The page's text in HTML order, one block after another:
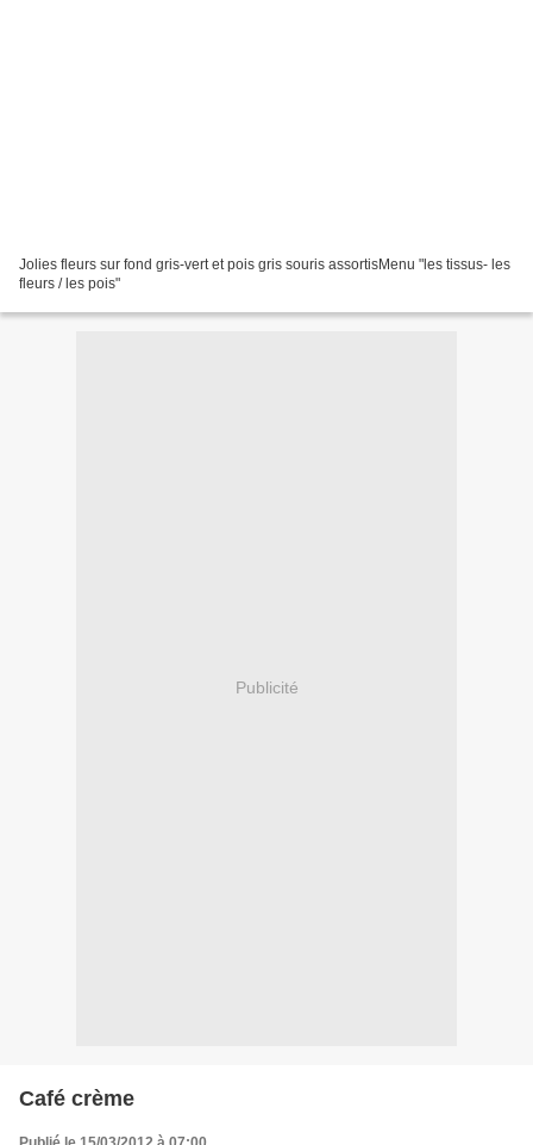
Jolies fleurs sur fond gris-vert et pois gris souris assortisMenu "les tissus- les
fleurs / les pois"
Publicité
Café crème